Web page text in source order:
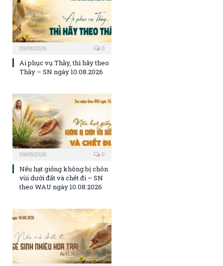
09/08/2026 0
Ai phục vụ Thầy, thì hãy theo
Thầy – SN ngày 10.08.2026
09/08/2026 0
Nếu hạt giống không bị chôn
vùi dưới đất và chết đi – SN
theo WAU ngày 10.08.2026